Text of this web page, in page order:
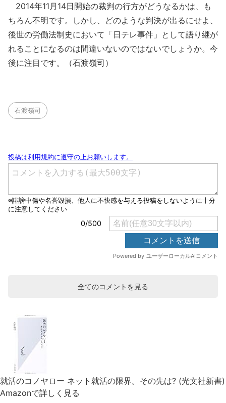
2014年11月14日開始の裁判の行方がどうなるかは、も
ちろん不明です。しかし、どのような判決が出るにせよ、
後世の労働法制史において「日テレ事件」として語り継が
れることになるのは間違いないのではないでしょうか。今
後に注目です。（石渡嶺司）
石渡嶺司
全てのコメントを見る
就活のコノヤロー ネット就活の限界。その先は? (光文社新書)
Amazonで詳しく見る